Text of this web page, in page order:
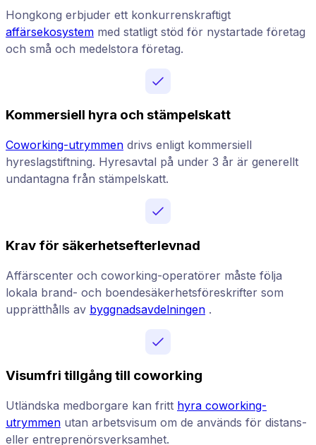
Hongkong erbjuder ett konkurrenskraftigt
affärsekosystem med statligt stöd för nystartade företag
och små och medelstora företag.
Kommersiell hyra och stämpelskatt
Coworking-utrymmen drivs enligt kommersiell
hyreslagstiftning. Hyresavtal på under 3 år är generellt
undantagna från stämpelskatt.
Krav för säkerhetsefterlevnad
Affärscenter och coworking-operatörer måste följa
lokala brand- och boendesäkerhetsföreskrifter som
upprätthålls av byggnadsavdelningen .
Visumfri tillgång till coworking
Utländska medborgare kan fritt hyra coworking-
utrymmen utan arbetsvisum om de används för distans-
eller entreprenörsverksamhet.